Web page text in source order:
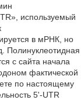
используемый
в мРНК, но
Полинуклеотидная
с сайта начала
фактической
по настоящему
5'-UTR